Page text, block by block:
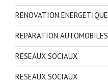
RENOVATION ENERGETIQUE
REPARATION AUTOMOBILES
RESEAUX SOCIAUX
RESEAUX SOCIAUX